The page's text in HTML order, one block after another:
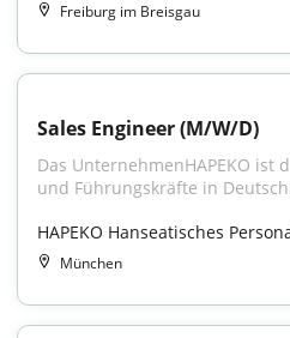
Freiburg im Breisgau
Sales Engineer (M/W/D)
Das UnternehmenHAPEKO ist
und Führungskräfte in
HAPEKO Hanseatisches
München